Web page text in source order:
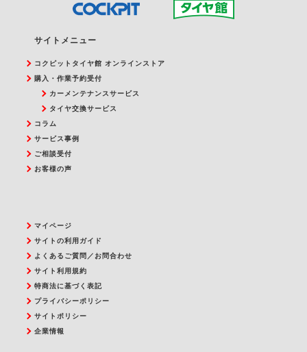
サイトメニュー
コクピットタイヤ館 オンラインストア
購入・作業予約受付
カーメンテナンスサービス
タイヤ交換サービス
コラム
サービス事例
ご相談受付
お客様の声
マイページ
サイトの利用ガイド
よくあるご質問／お問合わせ
サイト利用規約
特商法に基づく表記
プライバシーポリシー
サイトポリシー
企業情報